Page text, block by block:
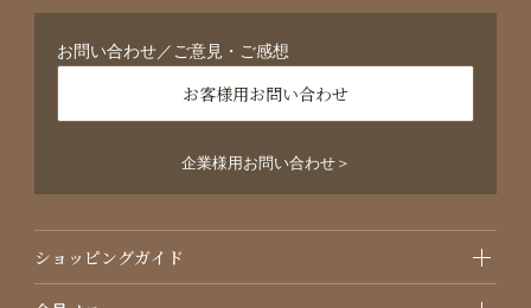
お問い合わせ／ご意見・ご感想
お客様用お問い合わせ
企業様用お問い合わせ＞
ショッピングガイド